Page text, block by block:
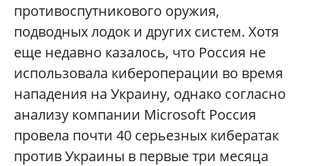
противоспутникового оружия,
подводных лодок и других систем. Хотя
еще недавно казалось, что Россия не
использовала кибероперации во время
нападения на Украину, однако согласно
анализу компании Microsoft Россия
провела почти 40 серьезных кибератак
против Украины в первые три месяца